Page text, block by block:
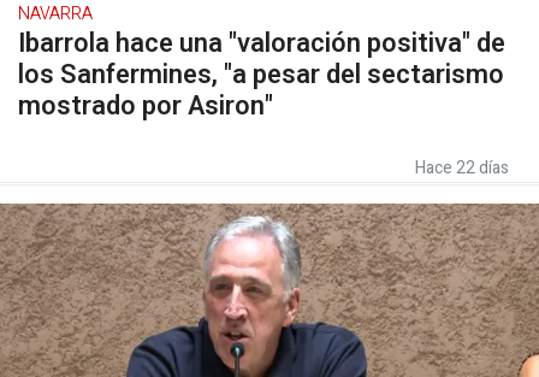
NAVARRA
Ibarrola hace una "valoración positiva" de
los Sanfermines, "a pesar del sectarismo
mostrado por Asiron"
Hace 22 días